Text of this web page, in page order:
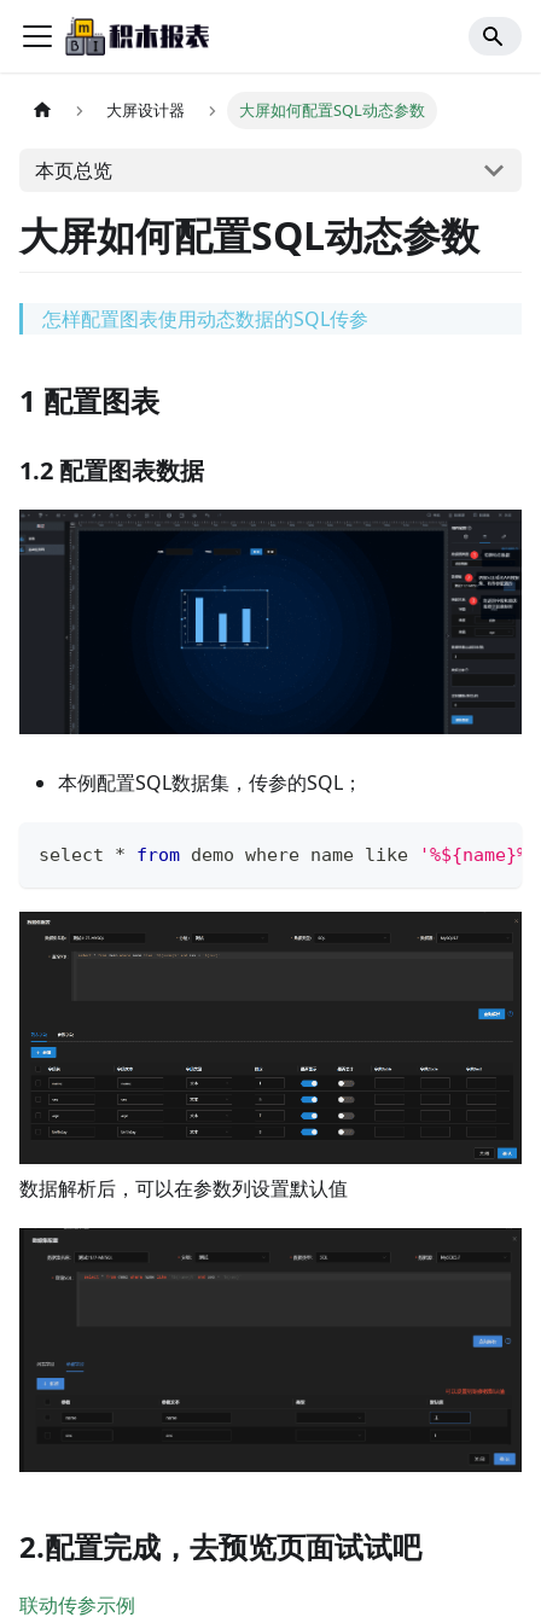
大屏设计器 大屏如何配置SQL动态参数
本页总览
大屏如何配置SQL动态参数
怎样配置图表使用动态数据的SQL传参
1 配置图表
1.2 配置图表数据
本例配置SQL数据集，传参的SQL；
select * from demo where name like '%${name}%'
数据解析后，可以在参数列设置默认值
2.配置完成，去预览页面试试吧
联动传参示例